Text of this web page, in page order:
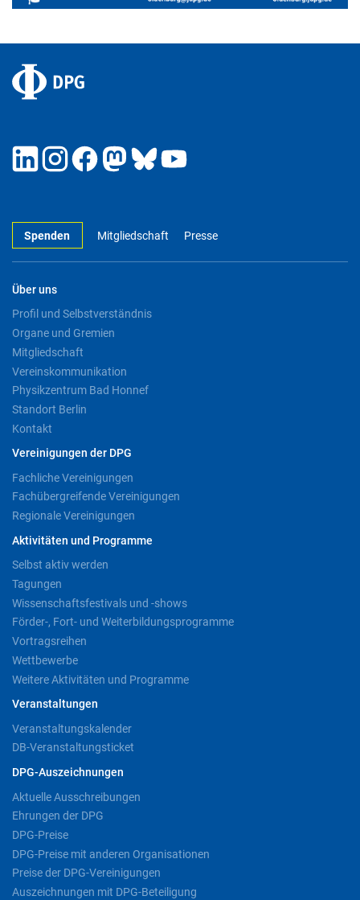
Spenden Mitgliedschaft Presse
Über uns
Profil und Selbstverständnis
Organe und Gremien
Mitgliedschaft
Vereinskommunikation
Physikzentrum Bad Honnef
Standort Berlin
Kontakt
Vereinigungen der DPG
Fachliche Vereinigungen
Fachübergreifende Vereinigungen
Regionale Vereinigungen
Aktivitäten und Programme
Selbst aktiv werden
Tagungen
Wissenschaftsfestivals und -shows
Förder-, Fort- und Weiterbildungsprogramme
Vortragsreihen
Wettbewerbe
Weitere Aktivitäten und Programme
Veranstaltungen
Veranstaltungskalender
DB-Veranstaltungsticket
DPG-Auszeichnungen
Aktuelle Ausschreibungen
Ehrungen der DPG
DPG-Preise
DPG-Preise mit anderen Organisationen
Preise der DPG-Vereinigungen
Auszeichnungen mit DPG-Beteiligung